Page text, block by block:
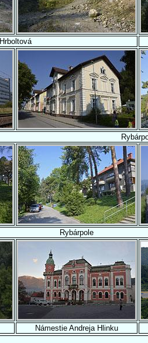
Hrboltová
Rybárpole
Námestie Andreja Hlinku